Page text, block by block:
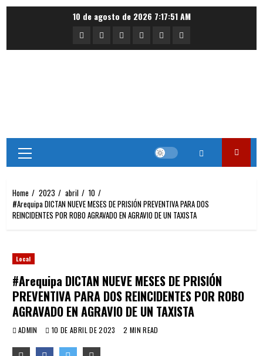
10 de agosto de 2026 7:17:51 AM
PortadaNacionalInternacional
DeportesRegional
Local
Primary
Menu
Home 2023 abril
10
#Arequipa DICTAN NUEVE MESES DE PRISIÓN PREVENTIVA PARA DOS
REINCIDENTES POR ROBO AGRAVADO EN AGRAVIO DE UN TAXISTA
Local
#Arequipa DICTAN NUEVE MESES DE PRISIÓN
PREVENTIVA PARA DOS REINCIDENTES POR ROBO
AGRAVADO EN AGRAVIO DE UN TAXISTA
ADMIN 10 DE ABRIL DE 2023 2 MIN READ